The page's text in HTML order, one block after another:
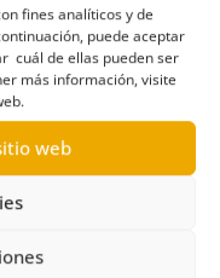
fines analíticos y de
puede aceptar
cuál de ellas pueden ser
más información, visite
web